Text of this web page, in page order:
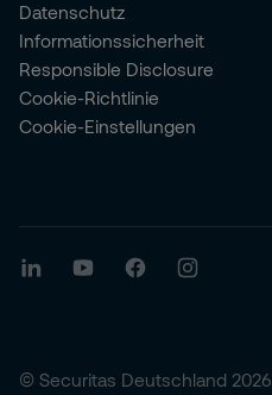
Datenschutz
Informationssicherheit
Responsible Disclosure
Cookie-Richtlinie
Cookie-Einstellungen
© Securitas Deutschland 2026